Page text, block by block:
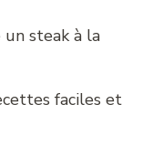
steak à la
faciles et